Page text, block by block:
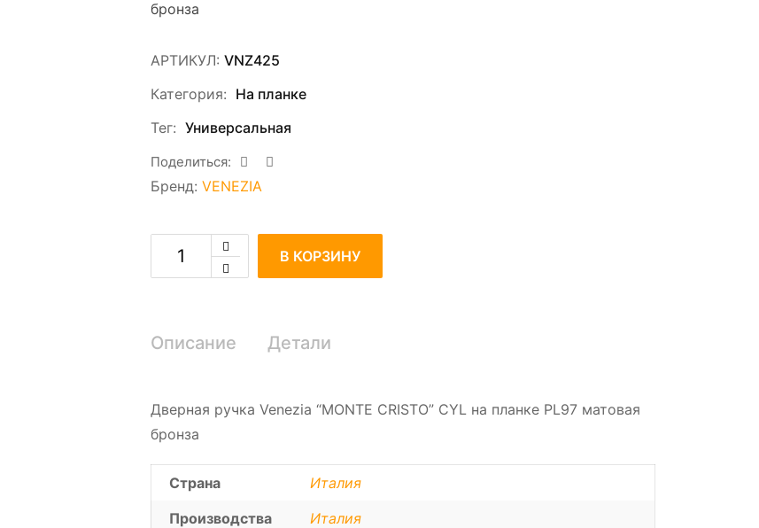
бронза
АРТИКУЛ: VNZ425
Категория: На планке
Тег: Универсальная
Поделиться:
Бренд: VENEZIA
В КОРЗИНУ
Описание Детали
Дверная ручка Venezia “MONTE CRISTO” CYL на планке PL97 матовая
бронза
Страна
Италия
Производства
Италия